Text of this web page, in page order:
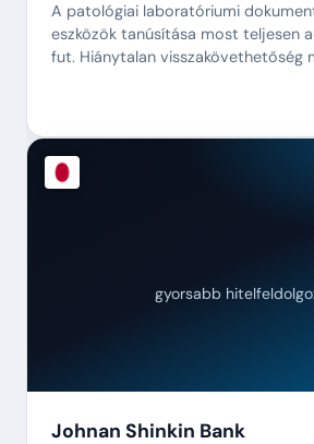
A patológiai laboratóriumi
eszközök tanúsítása most teljesen
fut. Hiánytalan visszakövethetőség
gyorsabb
Johnan Shinkin Bank